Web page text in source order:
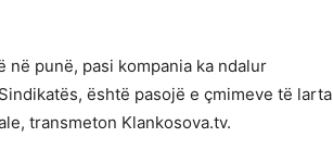
punë, pasi kompania ka ndalur
është pasojë e çmimeve të larta
transmeton Klankosova.tv.